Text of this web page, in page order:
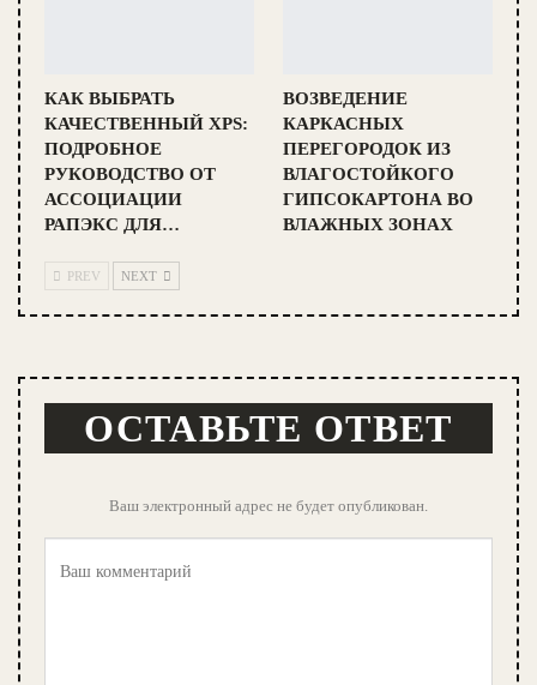
КАК ВЫБРАТЬ
КАЧЕСТВЕННЫЙ XPS:
ПОДРОБНОЕ
РУКОВОДСТВО ОТ
АССОЦИАЦИИ
РАПЭКС ДЛЯ…
ВОЗВЕДЕНИЕ
КАРКАСНЫХ
ПЕРЕГОРОДОК ИЗ
ВЛАГОСТОЙКОГО
ГИПСОКАРТОНА ВО
ВЛАЖНЫХ ЗОНАХ
PREV NEXT
ОСТАВЬТЕ ОТВЕТ
Ваш электронный адрес не будет опубликован.